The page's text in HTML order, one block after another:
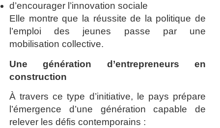
d’encourager l’innovation sociale
Elle montre que la réussite de la politique de
l’emploi des jeunes passe par une
mobilisation collective.
Une génération d’entrepreneurs en
construction
À travers ce type d’initiative, le pays prépare
l’émergence d’une génération capable de
relever les défis contemporains :